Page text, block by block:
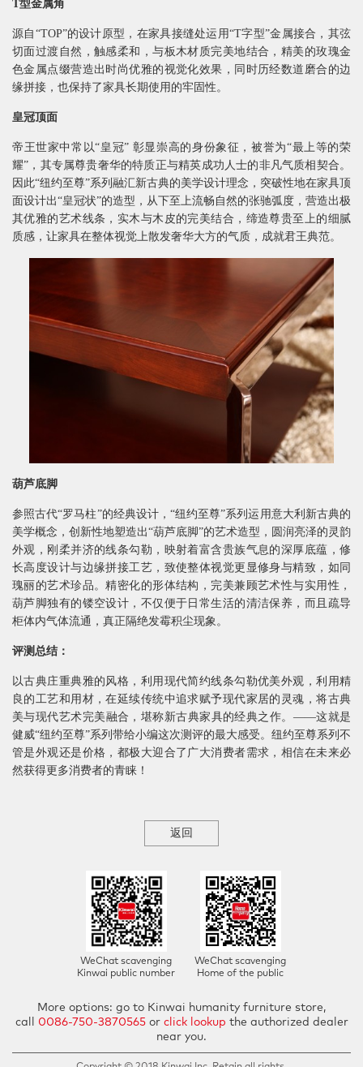
T型金属角
源自“TOP”的设计原型，在家具接缝处运用“T字型”金属接合，其弦
切面过渡自然，触感柔和，与板木材质完美地结合，精美的玫瑰金
色金属点缀营造出时尚优雅的视觉化效果，同时历经数道磨合的边
缘拼接，也保持了家具长期使用的牢固性。
皇冠顶面
帝王世家中常以“皇冠” 彰显崇高的身份象征，被誉为“最上等的荣
耀”，其专属尊贵奢华的特质正与精英成功人士的非凡气质相契合。
因此“纽约至尊”系列融汇新古典的美学设计理念，突破性地在家具顶
面设计出“皇冠状”的造型，从下至上流畅自然的张驰弧度，营造出极
其优雅的艺术线条，实木与木皮的完美结合，缔造尊贵至上的细腻
质感，让家具在整体视觉上散发奢华大方的气质，成就君王典范。
葫芦底脚
参照古代“罗马柱”的经典设计，“纽约至尊”系列运用意大利新古典的
美学概念，创新性地塑造出“葫芦底脚”的艺术造型，圆润亮泽的灵韵
外观，刚柔并济的线条勾勒，映射着富含贵族气息的深厚底蕴，修
长高度设计与边缘拼接工艺，致使整体视觉更显修身与精致，如同
瑰丽的艺术珍品。精密化的形体结构，完美兼顾艺术性与实用性，
葫芦脚独有的镂空设计，不仅便于日常生活的清洁保养，而且疏导
柜体内气体流通，真正隔绝发霉积尘现象。
评测总结：
以古典庄重典雅的风格，利用现代简约线条勾勒优美外观，利用精
良的工艺和用材，在延续传统中追求赋予现代家居的灵魂，将古典
美与现代艺术完美融合，堪称新古典家具的经典之作。——这就是
健威“纽约至尊”系列带给小编这次测评的最大感受。纽约至尊系列不
管是外观还是价格，都极大迎合了广大消费者需求，相信在未来必
然获得更多消费者的青睐！
返回
WeChat scavenging
Kinwai public number
WeChat scavenging
Home of the public
More options: go to Kinwai humanity furniture store,
call
0086-750-3870565or click lookup the authorized dealer
near you.